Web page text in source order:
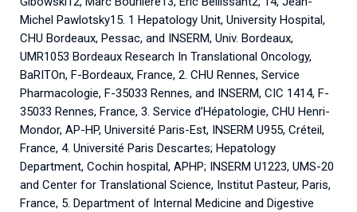
Michel Pawlotsky15. 1 Hepatology Unit, University Hospital,
CHU Bordeaux, Pessac, and INSERM, Univ. Bordeaux,
UMR1053 Bordeaux Research In Translational Oncology,
BaRITOn, F-Bordeaux, France, 2. CHU Rennes, Service
Pharmacologie, F-35033 Rennes, and INSERM, CIC 1414, F-
35033 Rennes, France, 3. Service d’Hépatologie, CHU Henri-
Mondor, AP-HP, Université Paris-Est, INSERM U955, Créteil,
France, 4. Université Paris Descartes; Hepatology
Department, Cochin hospital, APHP; INSERM U1223, UMS-20
and Center for Translational Science, Institut Pasteur, Paris,
France, 5. Department of Internal Medicine and Digestive